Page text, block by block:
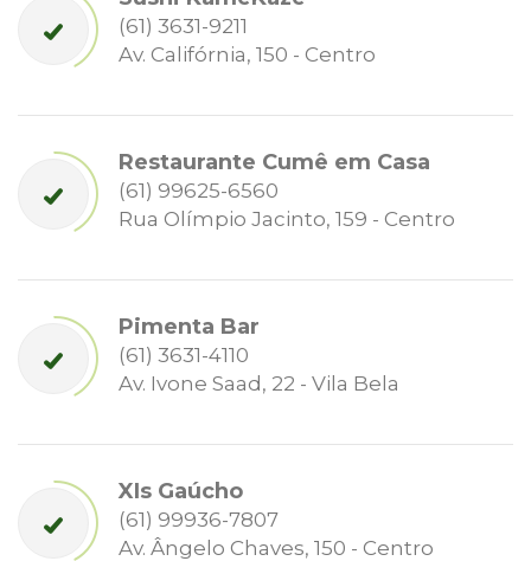
(61) 3631-9211
Av. Califórnia, 150 - Centro
Restaurante Cumê em Casa
(61) 99625-6560
Rua Olímpio Jacinto, 159 - Centro
Pimenta Bar
(61) 3631-4110
Av. Ivone Saad, 22 - Vila Bela
XIs Gaúcho
(61) 99936-7807
Av. Ângelo Chaves, 150 - Centro